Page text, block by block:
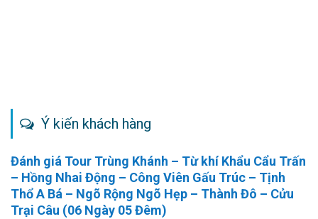
Ý kiến khách hàng
Đánh giá Tour Trùng Khánh – Từ khí Khẩu Cẩu Trấn
– Hồng Nhai Động – Công Viên Gấu Trúc – Tịnh
Thổ A Bá – Ngõ Rộng Ngõ Hẹp – Thành Đô – Cửu
Trại Câu (06 Ngày 05 Đêm)